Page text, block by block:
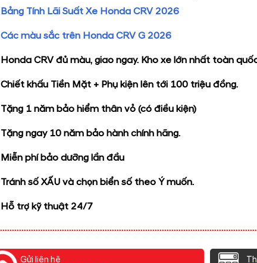
Bảng Tính Lãi Suất Xe Honda CRV 2026
Các màu sắc trên Honda CRV G 2026
Honda CRV đủ màu, giao ngay. Kho xe lớn nhất toàn
Chiết khấu Tiền Mặt + Phụ kiện lên tới 100 triệu đồng.
Tặng 1 năm bảo hiểm thân vỏ (có điều kiện)
Tặng ngay 10 năm bảo hành chính hãng.
Miễn phí bảo dưỡng lần đầu
Tránh số XẤU và chọn biển số theo Ý muốn.
Hỗ trợ kỹ thuật 24/7
Gửi liên hệ